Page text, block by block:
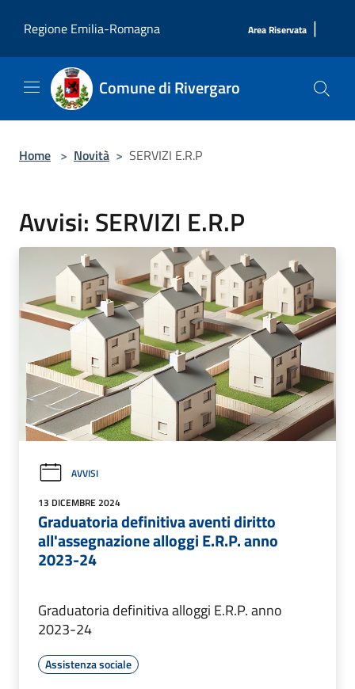
Regione Emilia-Romagna
Area Riservata |
Comune di Rivergaro
Home > Novità > SERVIZI E.R.P
Avvisi: SERVIZI E.R.P
AVVISI
13 DICEMBRE 2024
Graduatoria definitiva aventi diritto
all'assegnazione alloggi E.R.P. anno
2023-24
Graduatoria definitiva alloggi E.R.P. anno
2023-24
Assistenza sociale